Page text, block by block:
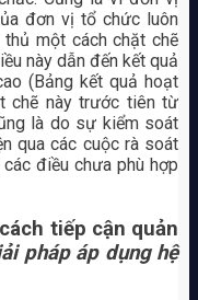
đơn vị tổ chức luôn
một cách chặt chẽ
này dẫn đến kết quả
(Bảng kết quả hoạt
chẽ này trước tiên từ
là do sự kiểm soát
qua các cuộc rà soát
điều chưa phù hợp
tiếp cận quản
pháp áp dụng hệ